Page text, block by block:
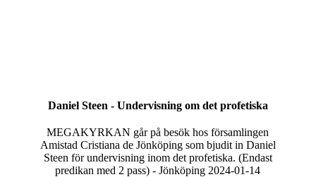
Daniel Steen - Undervisning om det profetiska
MEGAKYRKAN går på besök hos församlingen
Amistad Cristiana de Jönköping som bjudit in Daniel
Steen för undervisning inom det profetiska. (Endast
predikan med 2 pass) - Jönköping 2024-01-14